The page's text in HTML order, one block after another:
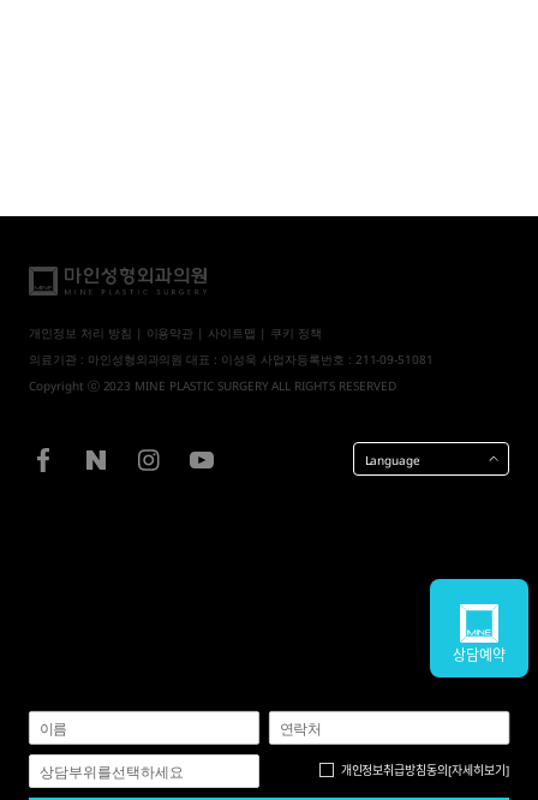
상담예약
개인정보 처리 방침 | 이용약관 | 사이트맵 | 쿠키 정책
의료기관 : 마인성형외과의원 대표 : 이성욱 사업자등록번호 : 211-09-51081
Copyright ⓒ 2023 MINE PLASTIC SURGERY ALL RIGHTS RESERVED
Language
개인정보취급방침동의[자세히보기]
상담부위를선택하세요